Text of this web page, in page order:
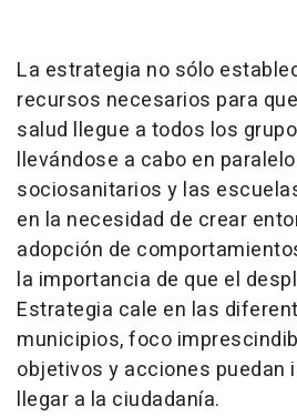
La estrategia no sólo
recursos necesarios para
salud llegue a todos los
llevándose a cabo en
sociosanitarios y las
en la necesidad de crear
adopción de
la importancia de que el
Estrategia cale en las
municipios, foco
objetivos y acciones puedan
llegar a la ciudadanía.